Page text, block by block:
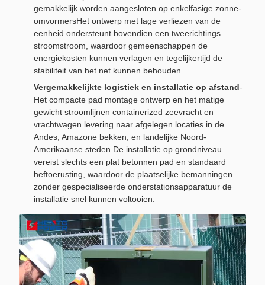
gemakkelijk worden aangesloten op enkelfasige zonne-
omvormersHet ontwerp met lage verliezen van de
eenheid ondersteunt bovendien een tweerichtings
stroomstroom, waardoor gemeenschappen de
energiekosten kunnen verlagen en tegelijkertijd de
stabiliteit van het net kunnen behouden.
Vergemakkelijkte logistiek en installatie op afstand-
Het compacte pad montage ontwerp en het matige
gewicht stroomlijnen containerized zeevracht en
vrachtwagen levering naar afgelegen locaties in de
Andes, Amazone bekken, en landelijke Noord-
Amerikaanse steden.De installatie op grondniveau
vereist slechts een plat betonnen pad en standaard
heftoerusting, waardoor de plaatselijke bemanningen
zonder gespecialiseerde onderstationsapparatuur de
installatie snel kunnen voltooien.